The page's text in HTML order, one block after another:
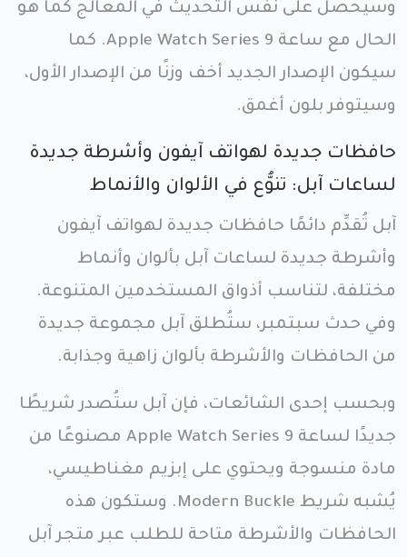
وسيحصل على نفس التحديث في المعالج كما هو
الحال مع ساعة Apple Watch Series 9. كما
سيكون الإصدار الجديد أخف وزنًا من الإصدار الأول،
وسيتوفر بلون أغمق.
حافظات جديدة لهواتف آيفون وأشرطة جديدة
لساعات آبل: تنوُّع في الألوان والأنماط
آبل تُقدِّم دائمًا حافظات جديدة لهواتف آيفون
وأشرطة جديدة لساعات آبل بألوان وأنماط
مختلفة، لتناسب أذواق المستخدمين المتنوعة.
وفي حدث سبتمبر، ستُطلق آبل مجموعة جديدة
من الحافظات والأشرطة بألوان زاهية وجذابة.
وبحسب إحدى الشائعات، فإن آبل ستُصدر شريطًا
جديدًا لساعة Apple Watch Series 9 مصنوعًا من
مادة منسوجة ويحتوي على إبزيم مغناطيسي،
يُشبه شريط Modern Buckle. وستكون هذه
الحافظات والأشرطة متاحة للطلب عبر متجر آبل